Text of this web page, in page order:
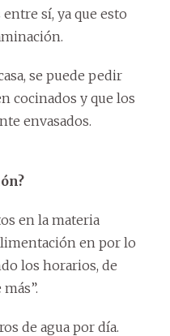
sí, ya que esto
se puede pedir
cocinados y que los
envasados.
en la materia
en por lo
los horarios, de
de agua por día.